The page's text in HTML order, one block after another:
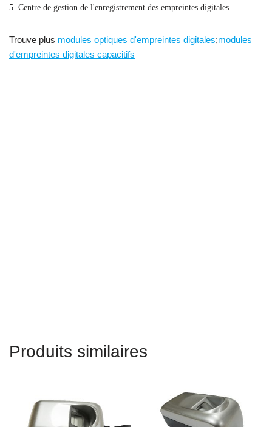
5. Centre de gestion de l'enregistrement des empreintes digitales
Trouve plus modules optiques d'empreintes digitales;modules
d'empreintes digitales capacitifs
Produits similaires